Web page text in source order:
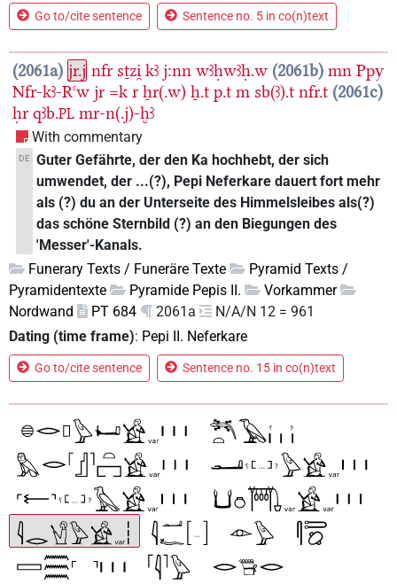
Go to/cite sentence Sentence no. 5 in co(n)text
2061a jr.j nfr sṯzi̯ kꜣ j:nn wꜣḥwꜣḥ.w 2061b mn Ppy
Nfr-kꜣ-Rꜥw jr =k r ẖr(.w) ẖ.t p.t m sb(ꜣ).t nfr.t 2061c
ḥr qꜣb.PL mr-n(.j)-ḫꜣ
With commentary
DE Guter Gefährte, der den Ka hochhebt, der sich
umwendet, der ...(?), Pepi Neferkare dauert fort mehr
als (?) du an der Unterseite des Himmelsleibes als(?)
das schöne Sternbild (?) an den Biegungen des
'Messer'-Kanals.
Funerary Texts / Funeräre Texte
Pyramid Texts /
Pyramidentexte
Pyramide Pepis II.
Vorkammer
Nordwand
PT 684 2061a
N/A/N 12 = 961
Dating (time frame): Pepi II. Neferkare
Go to/cite sentence Sentence no. 15 in co(n)text